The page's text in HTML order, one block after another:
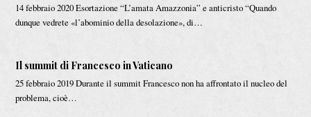
14 febbraio 2020 Esortazione “L’amata Amazzonia” e anticristo “Quando
dunque vedrete «l’abominio della desolazione», di…
Il summit di Francesco in Vaticano
25 febbraio 2019 Durante il summit Francesco non ha affrontato il nucleo del
problema, cioè…